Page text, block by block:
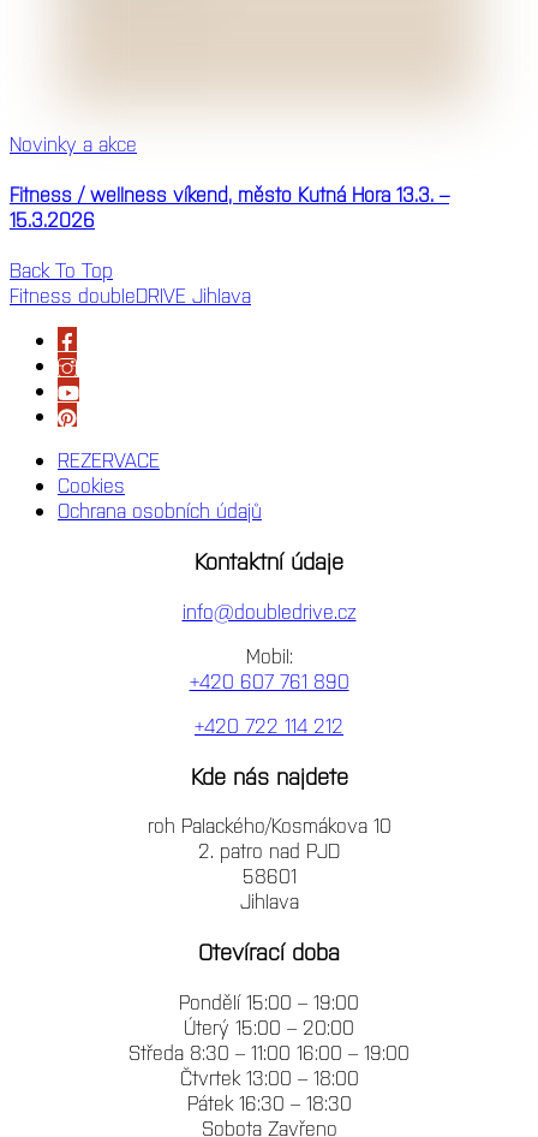
Novinky a akce
Fitness / wellness víkend, město Kutná Hora 13.3. –
15.3.2026
Back To Top
Fitness doubleDRIVE Jihlava
REZERVACE
Cookies
Ochrana osobních údajů
Kontaktní údaje
info@doubledrive.cz
Mobil:
+420 607 761 890
+420 722 114 212
Kde nás najdete
roh Palackého/Kosmákova 10
2. patro nad PJD
58601
Jihlava
Otevírací doba
Pondělí 15:00 – 19:00
Úterý 15:00 – 20:00
Středa 8:30 – 11:00 16:00 – 19:00
Čtvrtek 13:00 – 18:00
Pátek 16:30 – 18:30
Sobota Zavřeno